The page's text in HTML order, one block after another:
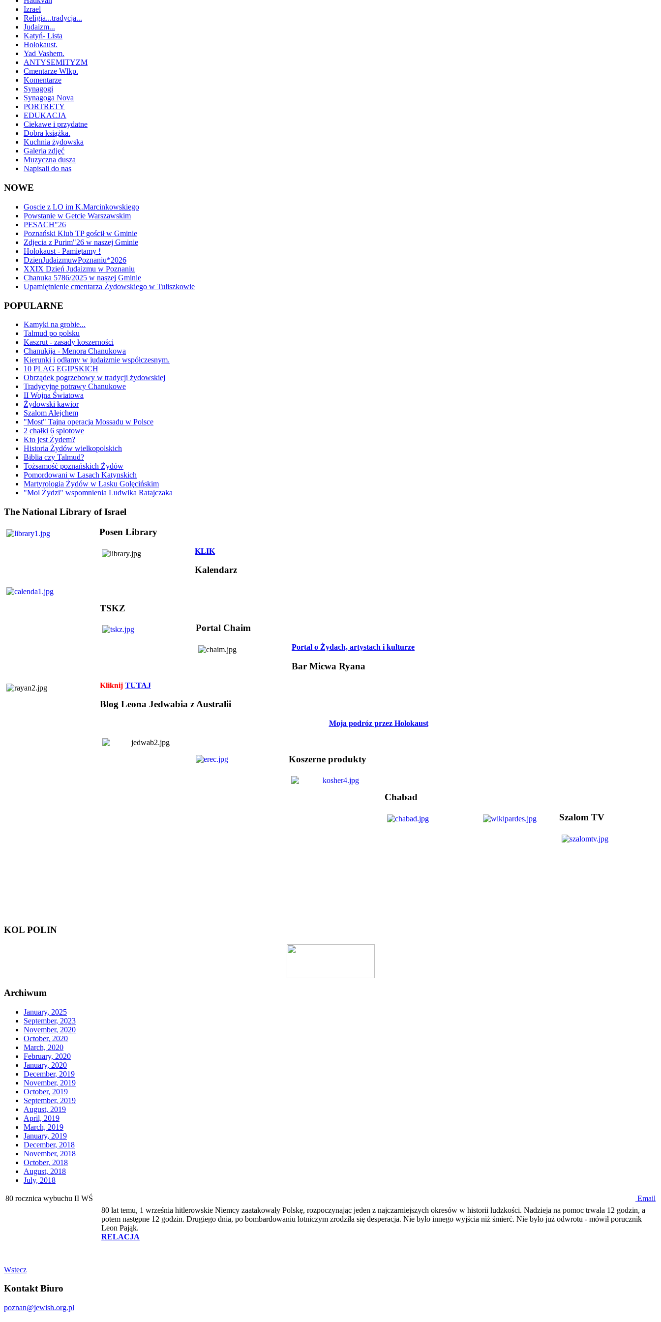
Izrael
Religia...tradycja...
Judaizm...
Katyń- Lista
Holokaust.
Yad Vashem.
ANTYSEMITYZM
Cmentarze Wlkp.
Komentarze
Synagogi
Synagoga Nova
PORTRETY
EDUKACJA
Ciekawe i przydatne
Dobra książka.
Kuchnia żydowska
Galeria zdjęć
Muzyczna dusza
Napisali do nas
NOWE
Goscie z LO im K.Marcinkowskiego
Powstanie w Getcie Warszawskim
PESACH"26
Poznański Klub TP gościł w Gminie
Zdjecia z Purim"26 w naszej Gminie
Holokaust - Pamiętamy !
DzienJudaizmuwPoznaniu*2026
XXIX Dzień Judaizmu w Poznaniu
Chanuka 5786/2025 w naszej Gminie
Upamiętnienie cmentarza Żydowskiego w Tuliszkowie
POPULARNE
Kamyki na grobie...
Talmud po polsku
Kaszrut - zasady koszerności
Chanukija - Menora Chanukowa
Kierunki i odłamy w judaizmie współczesnym.
10 PLAG EGIPSKICH
Obrządek pogrzebowy w tradycji żydowskiej
Tradycyjne potrawy Chanukowe
II Wojna Światowa
Żydowski kawior
Szalom Alejchem
"Most" Tajna operacja Mossadu w Polsce
2 chałki 6 splotowe
Kto jest Żydem?
Historia Żydów wielkopolskich
Biblia czy Talmud?
Tożsamość poznańskich Żydów
Pomordowani w Lasach Katynskich
Martyrologia Żydów w Lasku Golęcińskim
"Moi Żydzi" wspomnienia Ludwika Ratajczaka
The National Library of Israel
Posen Library
KLIK
Kalendarz
TSKZ
Portal Chaim
Portal o Żydach, artystach i kulturze
Bar Micwa Ryana
Kliknij TUTAJ
Blog Leona Jedwabia z Australii
Moja podróz przez Holokaust
Koszerne produkty
Chabad
Szalom TV
KOL POLIN
Archiwum
January, 2025
September, 2023
November, 2020
October, 2020
March, 2020
February, 2020
January, 2020
December, 2019
November, 2019
October, 2019
September, 2019
August, 2019
April, 2019
March, 2019
January, 2019
December, 2018
November, 2018
October, 2018
August, 2018
July, 2018
80 rocznica wybuchu II WŚ
Email
80 lat temu, 1 września hitlerowskie Niemcy zaatakowały Polskę, rozpoczynając jeden z najczarniejszych okresów w historii ludzkości. Nadzieja na pomoc trwała 12 godzin, a
potem następne 12 godzin. Drugiego dnia, po bombardowaniu lotniczym zrodziła się desperacja. Nie było innego wyjścia niż śmierć. Nie było już odwrotu - mówił porucznik
Leon Pająk.
RELACJA
Wstecz
Kontakt Biuro
poznan@jewish.org.pl